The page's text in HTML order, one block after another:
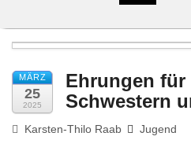
Training
Kontakt
Links
MÄRZ
25
2025
Ehrungen für
Schwestern
Karsten-Thilo Raab Jugend